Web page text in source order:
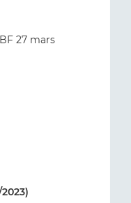
27 mars